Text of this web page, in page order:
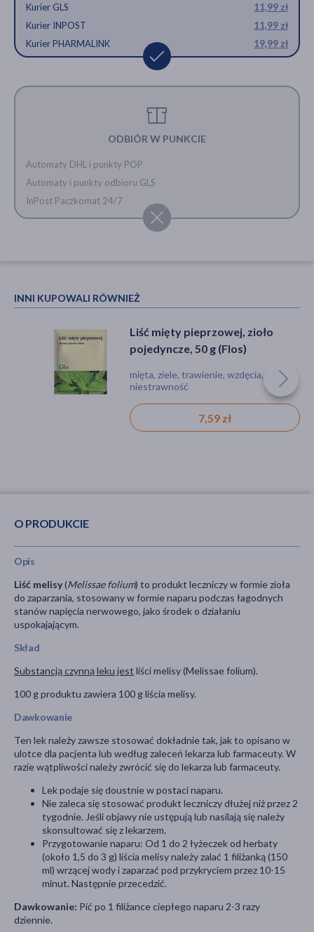
Kurier GLS
11,99 zł
Kurier INPOST
11,99 zł
Kurier PHARMALINK
19,99 zł
ODBIÓR W PUNKCIE
Automaty DHL i punkty POP
Automaty i punkty odbioru GLS
InPost Paczkomat 24/7
INNI KUPOWALI RÓWNIEŻ
Liść mięty pieprzowej, zioło
pojedyncze, 50 g (Flos)
mięta, ziele, trawienie, wzdęcia,
niestrawność
7,59 zł
O PRODUKCIE
Opis
Liść melisy(Melissae folium) to produkt leczniczy w formie zioła
do zaparzania, stosowany w formie naparu podczas łagodnych
stanów napięcia nerwowego, jako środek o działaniu
uspokajającym.
Skład
Substancją czynną leku jest liści melisy (Melissae folium).
100 g produktu zawiera 100 g liścia melisy.
Dawkowanie
Ten lek należy zawsze stosować dokładnie tak, jak to opisano w
ulotce dla pacjenta lub według zaleceń lekarza lub farmaceuty. W
razie wątpliwości należy zwrócić się do lekarza lub farmaceuty.
Lek podaje się doustnie w postaci naparu.
Nie zaleca się stosować produkt leczniczy dłużej niż przez 2
tygodnie. Jeśli objawy nie ustępują lub nasilają się należy
skonsultować się z lekarzem.
Przygotowanie naparu: Od 1 do 2 łyżeczek od herbaty
(około 1,5 do 3 g) liścia melisy należy zalać 1 filiżanką (150
ml) wrzącej wody i zaparzać pod przykryciem przez 10-15
minut. Następnie przecedzić.
Dawkowanie: Pić po 1 filiżance ciepłego naparu 2-3 razy
dziennie.